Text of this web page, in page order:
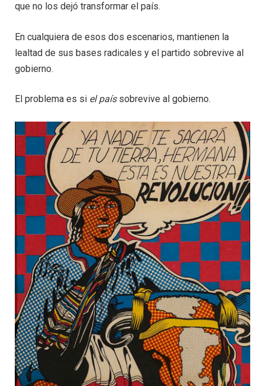
que no los dejó transformar el país.
En cualquiera de esos dos escenarios, mantienen la
lealtad de sus bases radicales y el partido sobrevive al
gobierno.
El problema es si el paíssobrevive al gobierno.